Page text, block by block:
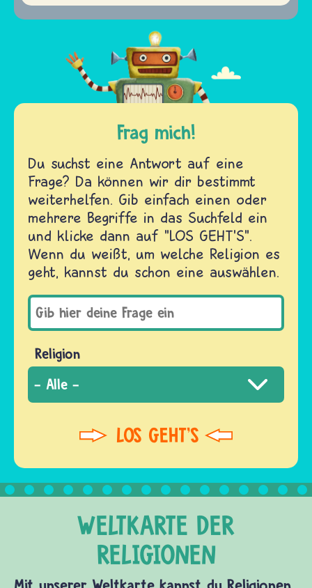
Frag mich!
Du suchst eine Antwort auf eine
Frage? Da können wir dir bestimmt
weiterhelfen. Gib einfach einen oder
mehrere Begriffe in das Suchfeld ein
und klicke dann auf "LOS GEHT'S".
Wenn du weißt, um welche Religion es
geht, kannst du schon eine auswählen.
Religion